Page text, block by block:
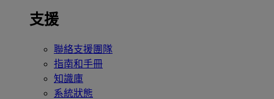
支援
聯絡支援團隊
指南和手冊
知識庫
系統狀態